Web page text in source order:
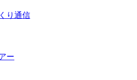
り通信
ー